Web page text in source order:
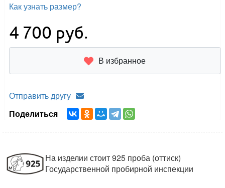
Как узнать размер?
4 700 руб.
В избранное
Отправить другу
Поделиться
На изделии стоит 925 проба (оттиск)
Государственной пробирной инспекции